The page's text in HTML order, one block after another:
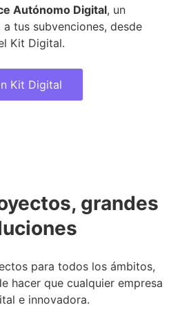
Autónomo Digital, un
tus subvenciones, desde
Kit Digital.
Kit Digital
grandes
para todos los ámbitos,
hacer que cualquier empresa
e innovadora.